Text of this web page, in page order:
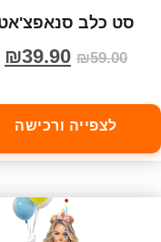
סט כלב
₪59.00
₪39.90
לצפייה ורכישה